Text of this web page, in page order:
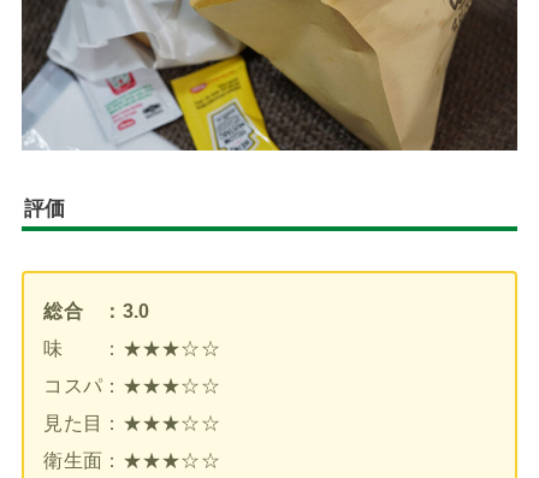
評価
総合 ：3.0
味 ：★★★☆☆
コスパ：★★★☆☆
見た目：★★★☆☆
衛生面：★★★☆☆